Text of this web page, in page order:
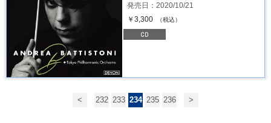
発売日：2020/10/21
￥3,300
（税込）
< 232 233 234 235 236 >